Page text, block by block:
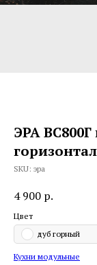
ЭРА
SKU: эра
4 900 р.
Цвет
дуб горный
Кухни модульные